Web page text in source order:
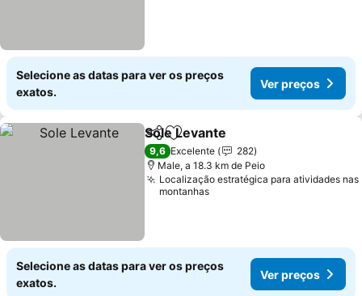
Selecione as datas para ver os preços
exatos.
Ver preços
PartilharAdicionar aos favoritos
Sole Levante
9,6 Excelente
282
Male, a 18.3 km de Peio
Localização estratégica para atividades nas
montanhas
Selecione as datas para ver os preços
exatos.
Ver preços